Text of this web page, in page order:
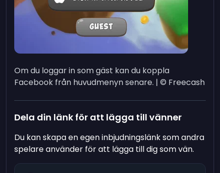
Om du loggar in som gäst kan du koppla
Facebook från huvudmenyn senare. | © Freecash
Dela din länk för att lägga till vänner
Du kan skapa en egen inbjudningslänk som andra
spelare använder för att lägga till dig som vän.